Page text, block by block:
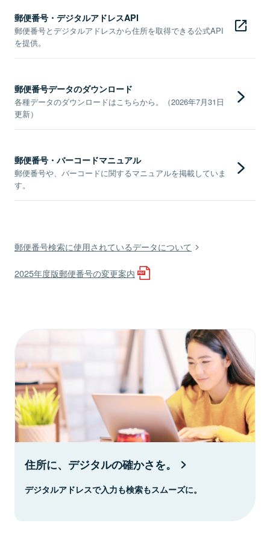
郵便番号・デジタルアドレスAPI
郵便番号とデジタルアドレスから住所を取得できる公式API
を提供。
郵便番号データのダウンロード
各種データのダウンロードはこちらから。（2026年7月31日
更新）
郵便番号・バーコードマニュアル
郵便番号や、バーコードに関するマニュアルを掲載していま
す。
郵便番号検索に使用されているデータについて
2025年度版郵便番号の変更案内
住所に、デジタルの確かさを。
デジタルアドレスで入力も検索もスムーズに。